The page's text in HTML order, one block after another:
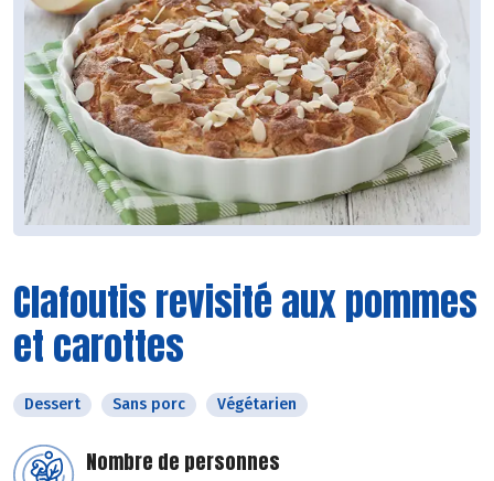
Clafoutis revisité aux pommes
et carottes
Dessert Sans porc Végétarien
Nombre de personnes